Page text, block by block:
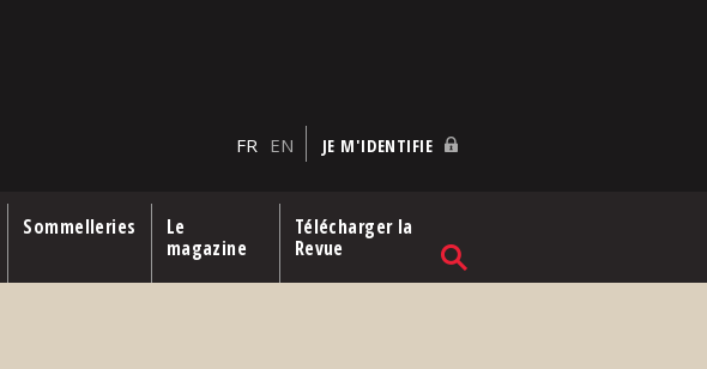
FR EN JE M'IDENTIFIE
Sommelleries
Le
magazine
Télécharger la
Revue